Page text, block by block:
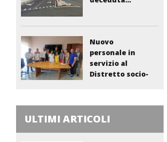
Nuovo
personale in
servizio al
Distretto socio-
ULTIMI ARTICOLI